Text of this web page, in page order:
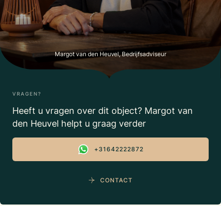
Margot van den Heuvel, Bedrijfsadviseur
VRAGEN?
Heeft u vragen over dit object? Margot van
den Heuvel helpt u graag verder
+31642222872
CONTACT